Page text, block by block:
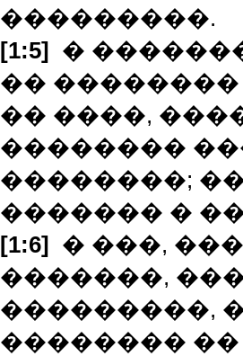
���������.
[1:5] �
��
�� ����,
��������
��������;
������� �
[1:6] � ���,
�������,
���������,
��������